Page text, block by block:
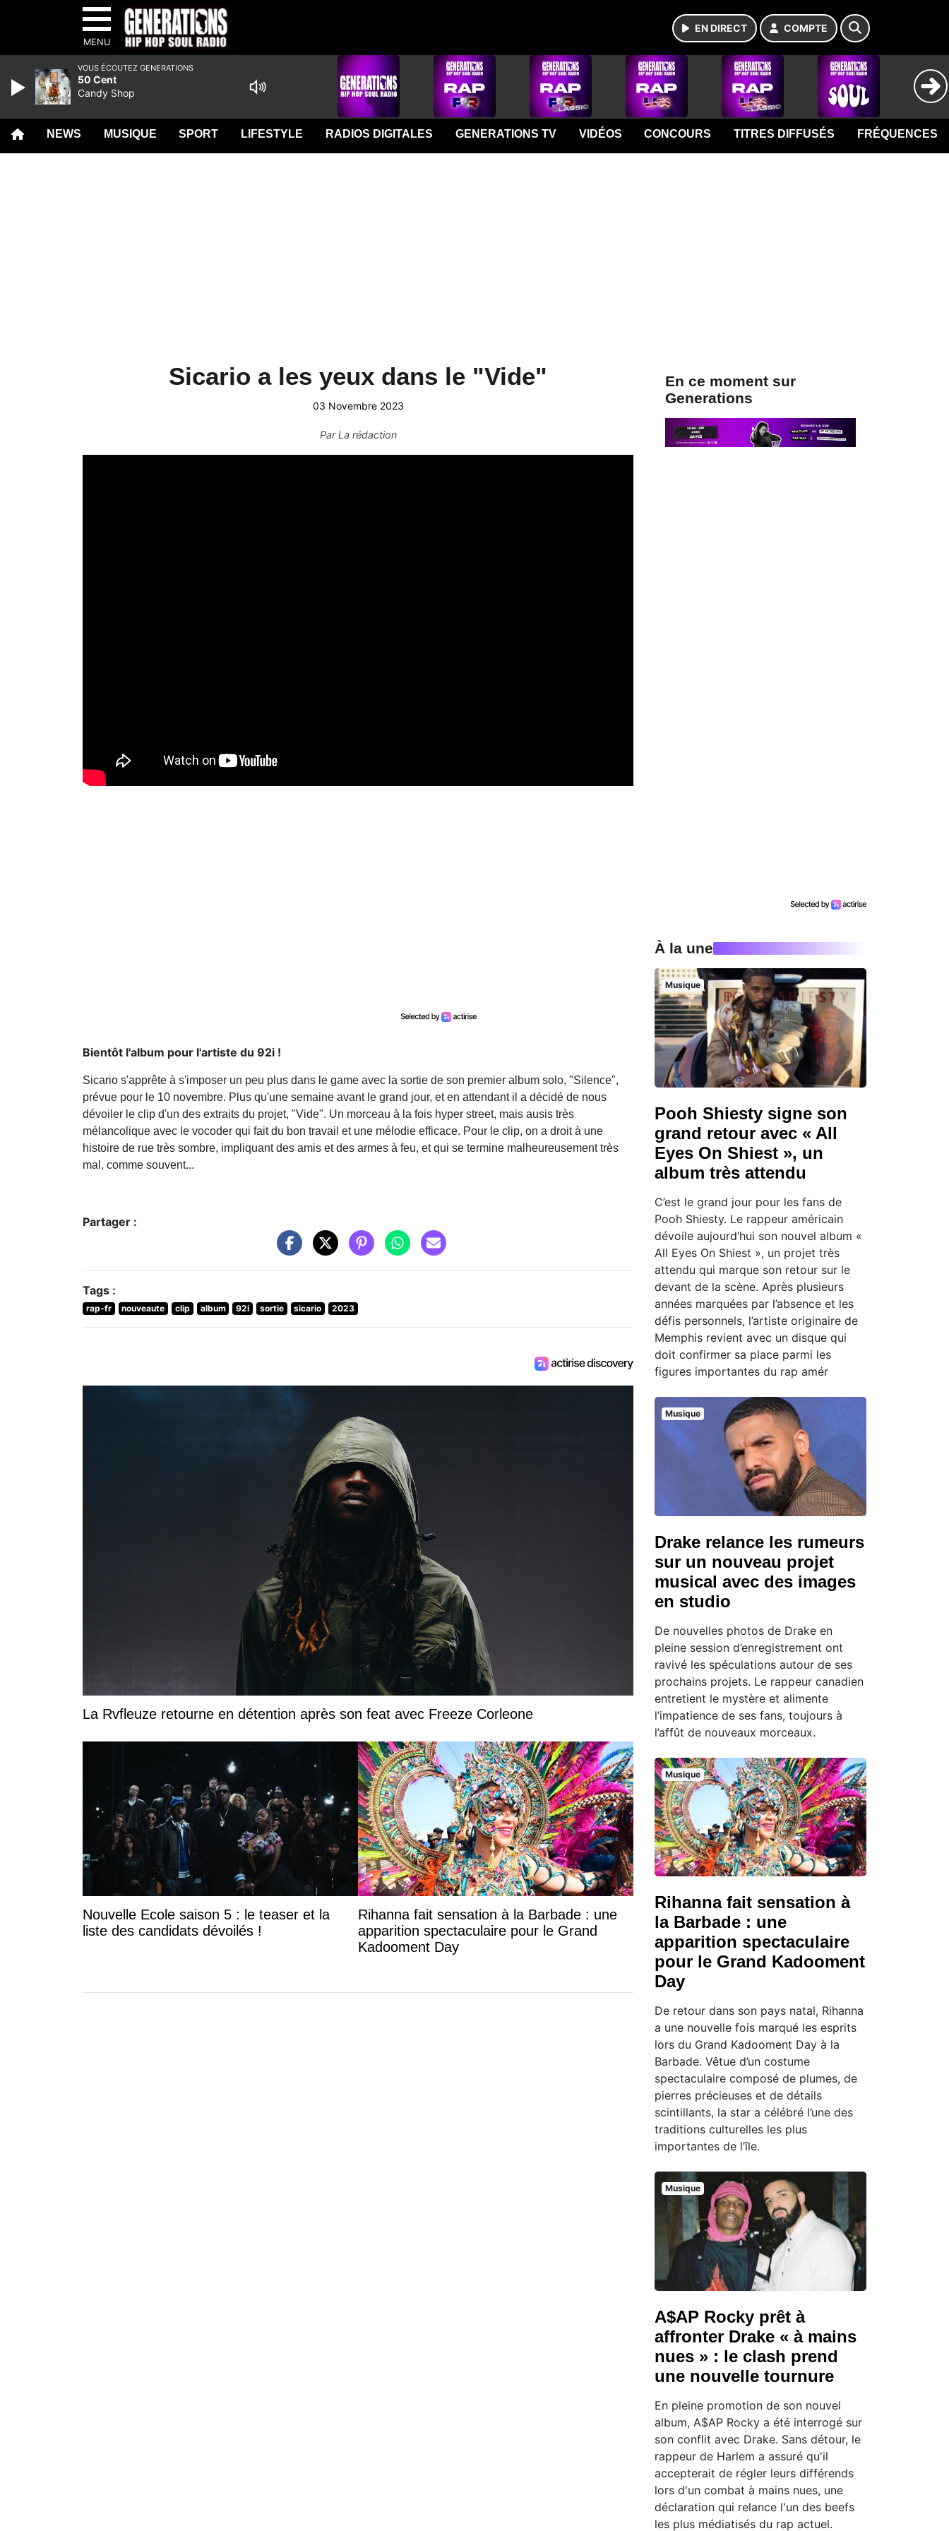
MENU
EN DIRECT COMPTE
NEWS MUSIQUE SPORT LIFESTYLE RADIOS DIGITALES GENERATIONS TV VIDÉOS CONCOURS TITRES DIFFUSÉS FRÉQUENCES
Sicario a les yeux dans le "Vide"
03 Novembre 2023
ParLa rédaction
Bientôt l'album pour l'artiste du 92i !
Sicario s'apprête à s'imposer un peu plus dans le game avec la sortie de son premier album solo, "Silence",
prévue pour le 10 novembre. Plus qu'une semaine avant le grand jour, et en attendant il a décidé de nous
dévoiler le clip d'un des extraits du projet, "Vide". Un morceau à la fois hyper street, mais ausis très
mélancolique avec le vocoder qui fait du bon travail et une mélodie efficace. Pour le clip, on a droit à une
histoire de rue très sombre, impliquant des amis et des armes à feu, et qui se termine malheureusement très
mal, comme souvent...
Partager :
Tags :
rap-fr nouveaute clip album 92i sortie sicario 2023
La Rvfleuze retourne en détention après son feat avec Freeze Corleone
Nouvelle Ecole saison 5 : le teaser et la
liste des candidats dévoilés !
Rihanna fait sensation à la Barbade : une
apparition spectaculaire pour le Grand
Kadooment Day
En ce moment sur
Generations
À la une
Musique
Pooh Shiesty signe son
grand retour avec « All
Eyes On Shiest », un
album très attendu
C’est le grand jour pour les fans de
Pooh Shiesty. Le rappeur américain
dévoile aujourd’hui son nouvel album «
All Eyes On Shiest », un projet très
attendu qui marque son retour sur le
devant de la scène. Après plusieurs
années marquées par l’absence et les
défis personnels, l’artiste originaire de
Memphis revient avec un disque qui
doit confirmer sa place parmi les
figures importantes du rap amér
Musique
Drake relance les rumeurs
sur un nouveau projet
musical avec des images
en studio
De nouvelles photos de Drake en
pleine session d’enregistrement ont
ravivé les spéculations autour de ses
prochains projets. Le rappeur canadien
entretient le mystère et alimente
l’impatience de ses fans, toujours à
l’affût de nouveaux morceaux.
Musique
Rihanna fait sensation à
la Barbade : une
apparition spectaculaire
pour le Grand Kadooment
Day
De retour dans son pays natal, Rihanna
a une nouvelle fois marqué les esprits
lors du Grand Kadooment Day à la
Barbade. Vêtue d’un costume
spectaculaire composé de plumes, de
pierres précieuses et de détails
scintillants, la star a célébré l’une des
traditions culturelles les plus
importantes de l’île.
Musique
A$AP Rocky prêt à
affronter Drake « à mains
nues » : le clash prend
une nouvelle tournure
En pleine promotion de son nouvel
album, A$AP Rocky a été interrogé sur
son conflit avec Drake. Sans détour, le
rappeur de Harlem a assuré qu'il
accepterait de régler leurs différends
lors d'un combat à mains nues, une
déclaration qui relance l'un des beefs
les plus médiatisés du rap actuel.
VOUS ÉCOUTEZ GENERATIONS
50 Cent
Candy Shop